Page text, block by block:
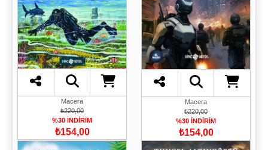
Macera
₺220,00
%30 İNDİRİM
₺154,00
Macera
₺220,00
%30 İNDİRİM
₺154,00